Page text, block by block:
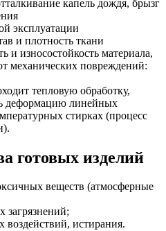
капель дождя, брызг
эксплуатации
и плотность ткани
и износостойкость материала,
механических повреждений:
тепловую обработку,
деформацию линейных
стирках (процесс
готовых изделий
веществ (атмосферные
загрязнений;
истирания.